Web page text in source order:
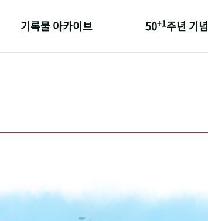
기록물 아카이브 50+1주년 기념